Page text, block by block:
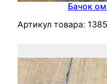
Бачок
Артикул товара: